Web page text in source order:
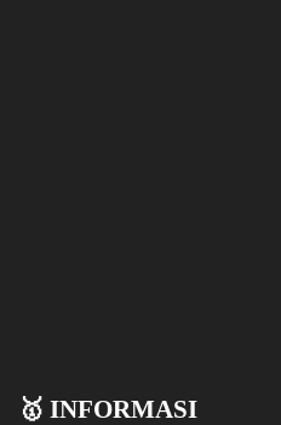
🥇 INFORMASI